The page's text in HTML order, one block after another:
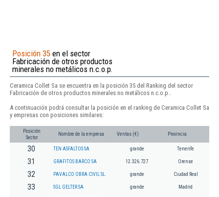
Posición 35 en el sector
Fabricación de otros productos
minerales no metálicos n.c.o.p.
Ceramica Collet Sa se encuentra en la posición 35 del Ranking del sector
Fabricación de otros productos minerales no metálicos n.c.o.p..
A continuación podrá consultar la posición en el ranking de Ceramica Collet Sa
y empresas con posiciones similares:
Posición
Sector
Nombre de la empresa Ventas (€) Provincia
30 TEN ASFALTOS SA grande Tenerife
31 GRAFITOS BARCO SA 12.326.727 Orense
32 PAVALCO OBRA CIVIL SL. grande Ciudad Real
33 SGL GELTER SA grande Madrid